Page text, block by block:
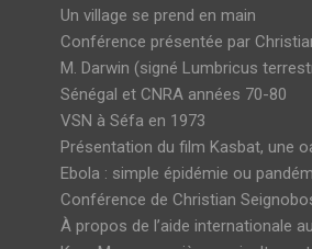
Un village se prend en main
Conférence présentée par
M. Darwin (signé Lumbricus
Sénégal et CNRA années 70-80
VSN à Séfa en 1973
Présentation du film Kasbat, une
Ebola : simple épidémie ou
Conférence de Christian
À propos de l’aide internationale